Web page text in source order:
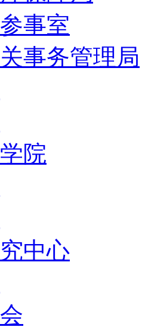
事室
事务管理局
院
中心